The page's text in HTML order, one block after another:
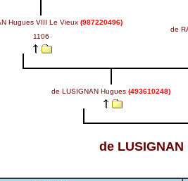
Hugues VIII Le Vieux (987220496)
1106
de
de LUSIGNAN Hugues (493610248)
de